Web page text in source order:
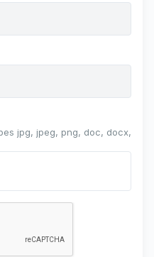
jpg, jpeg, png, doc, docx,